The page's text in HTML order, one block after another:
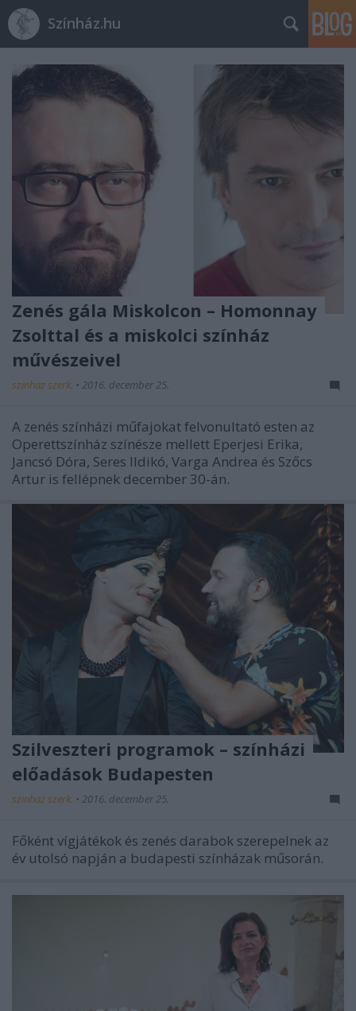
Színház.hu
Zenés gála Miskolcon – Homonnay
Zsolttal és a miskolci színház
művészeivel
szinhaz szerk. • 2016. december 25.
A zenés színházi műfajokat felvonultató esten az
Operettszínház színésze mellett Eperjesi Erika,
Jancsó Dóra, Seres Ildikó, Varga Andrea és Szőcs
Artur is fellépnek december 30-án.
Szilveszteri programok – színházi
előadások Budapesten
szinhaz szerk. • 2016. december 25.
Főként vígjátékok és zenés darabok szerepelnek az
év utolsó napján a budapesti színházak műsorán.